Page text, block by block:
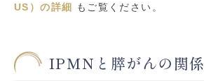
US）の詳細 もご覧ください。
IPMNと膵がんの関係